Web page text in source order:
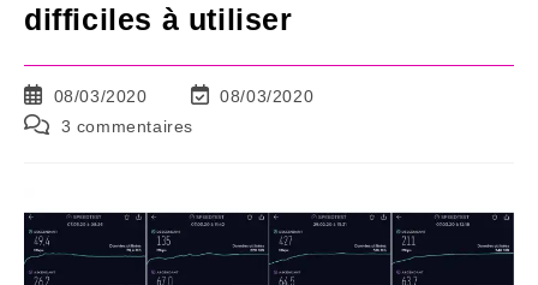
difficiles à utiliser
Publication
publiée :
08/03/2020
Dernière
08/03/2020
Commentaires
3 commentaires